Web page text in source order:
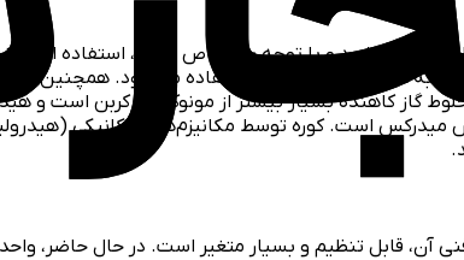
پخته می‌شود و با توجه به خواص سنگ، استفاده از
عنوان عامل کاهنده استفاده می‌شود. همچنین،
گاز کاهنده بسیار بیشتر از مونوکسید کربن است و
متغیر است. در حال حاضر، واحدهای 200 تا 800 هزار تنی در سال ارائه